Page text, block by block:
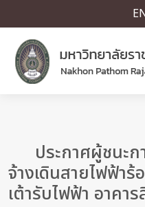
ประกาศผู้ชนะก
จ้างเดินสายไฟฟ้า
เต้ารับไฟฟ้า อาค